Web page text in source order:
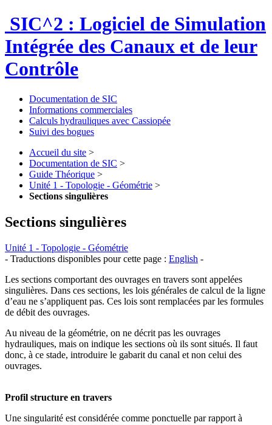
SIC^2 : Logiciel de Simulation
Intégrée des Canaux et de leur
Contrôle
Documentation de SIC
Informations commerciales
Calculs hydrauliques avec Cassiopée
Suivi des bogues
Accueil du site >
Documentation de SIC >
Guide Théorique >
Unité 1 - Topologie - Géométrie >
Sections singulières
Sections singulières
Unité 1 - Topologie - Géométrie
- Traductions disponibles pour cette page : English -
Les sections comportant des ouvrages en travers sont appelées
singulières. Dans ces sections, les lois générales de calcul de la ligne
d’eau ne s’appliquent pas. Ces lois sont remplacées par les formules
de débit des ouvrages.
Au niveau de la géométrie, on ne décrit pas les ouvrages
hydrauliques, mais on indique les sections où ils sont situés. Il faut
donc, à ce stade, introduire le gabarit du canal et non celui des
ouvrages.
Profil structure en travers
Une singularité est considérée comme ponctuelle par rapport à